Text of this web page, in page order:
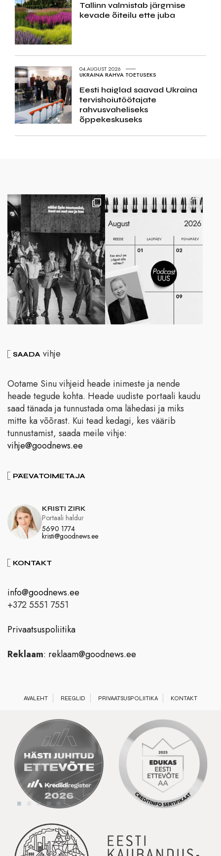
Tallinn valmistab järgmise
kevade õiteilu ette juba
04.AUGUST 2026
UKRAINA RAHVA TOETUSEKS
Eesti haiglad saavad Ukraina
tervishoiutöötajate
rahvusvaheliseks
õppekeskuseks
SAADA vihje
Ootame Sinu vihjeid heade inimeste ja nende
heade tegude kohta. Heade uudiste portaali kaudu
saad tänada ja tunnustada oma lähedasi ja miks
mitte ka võõrast. Kui tead kedagi, kes väärib
tunnustamist, saada meile vihje:
vihje@goodnews.ee
PÄEVATOIMETAJA
KRISTI ZIRK
5690 1774
kristi@goodnews.ee
Portaali haldur
KONTAKT
info@goodnews.ee
+372 5551 7551
Privaatsuspoliitika
Reklaam: reklaam@goodnews.ee
AVALEHT REEGLID PRIVAATSUSPOLIITIKA KONTAKT